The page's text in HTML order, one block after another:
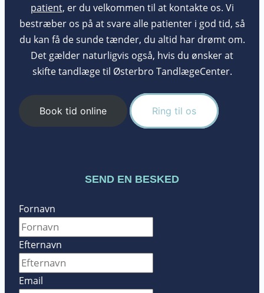
patient, er du velkommen til at kontakte os. Vi
bestræber os på at svare alle patienter i god tid, så
du kan få de sunde tænder, du altid har drømt om.
Det gælder naturligvis også, hvis du ønsker at
skifte tandlæge til Østerbro TandlægeCenter.
Book tid online Ring til os
SEND EN BESKED
Fornavn
Efternavn
Email